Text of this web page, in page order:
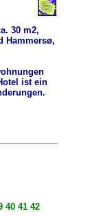
30 m2,
Hammersø,
ist ein
40 41 42